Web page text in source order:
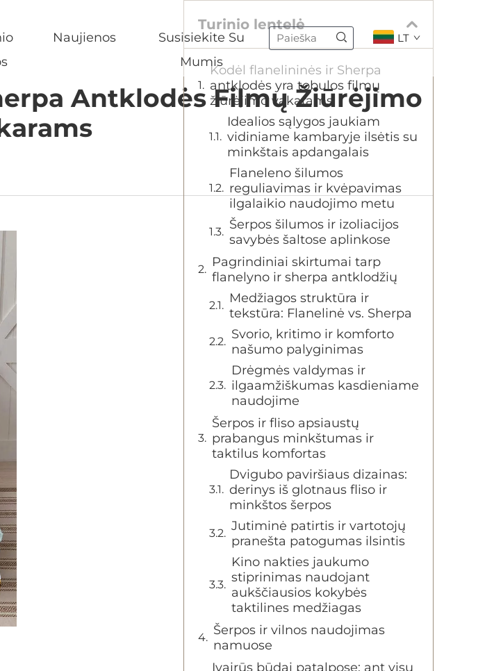
Naujienos
Susisiekite Su
Mumis
LT
Antklodės Filmų Žiūrėjimo
Turinio lentelė
Kodėl flanelininės ir Sherpa
antklodės yra tobulos filmų
žiūrėjimo vakarams
Idealios sąlygos jaukiam
vidiniame kambaryje ilsėtis su
minkštais apdangalais
Flaneleno šilumos
reguliavimas ir kvėpavimas
ilgalaikio naudojimo metu
Šerpos šilumos ir izoliacijos
savybės šaltose aplinkose
Pagrindiniai skirtumai tarp
flanelyno ir sherpa antklodžių
Medžiagos struktūra ir
tekstūra: Flanelinė vs. Sherpa
Svorio, kritimo ir komforto
našumo palyginimas
Drėgmės valdymas ir
ilgaamžiškumas kasdieniame
naudojime
Šerpos ir fliso apsiaustų
prabangus minkštumas ir
taktilus komfortas
Dvigubo paviršiaus dizainas:
derinys iš glotnaus fliso ir
minkštos šerpos
Jutiminė patirtis ir vartotojų
pranešta patogumas ilsintis
Kino nakties jaukumo
stiprinimas naudojant
aukščiausios kokybės
taktilines medžiagas
Šerpos ir vilnos naudojimas
namuose
Įvairūs būdai patalpose: ant visų